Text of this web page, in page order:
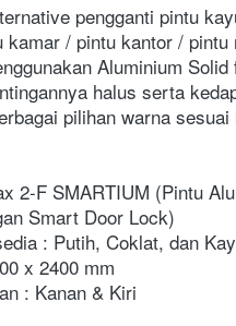
pengganti pintu
kamar / pintu kantor / pintu
Aluminium
halus serta
pilihan warna sesuai
2-F SMARTIUM (Pintu
Smart Door Lock)
: Putih, Coklat, dan
x 2400 mm
: Kanan & Kiri